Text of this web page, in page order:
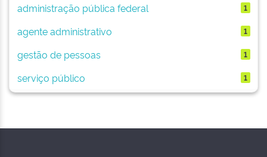
administração pública federal
1
agente administrativo 1
gestão de pessoas 1
serviço público 1